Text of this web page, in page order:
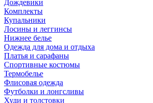
Дождевики
Комплекты
Купальники
Лосины и леггинсы
Нижнее белье
Одежда для дома и отдыха
Платья и сарафаны
Спортивные костюмы
Термобелье
Флисовая одежда
Футболки и лонгсливы
Худи и толстовки